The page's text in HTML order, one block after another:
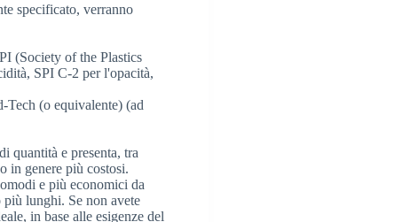
specificato, verranno
(Society of the Plastics
SPI C-2 per l'opacità,
Tech (o equivalente) (ad
quantità e presenta, tra
in genere più costosi.
e più economici da
più lunghi. Se non avete
in base alle esigenze del